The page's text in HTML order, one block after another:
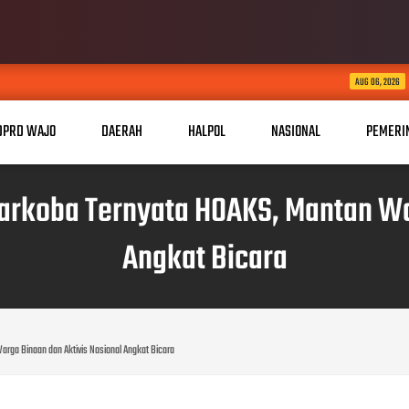
Perkuat Sinergi,
WAJO DAERAH HALPOL NASIONAL
Ternyata HOAKS, Mantan
Angkat Bicara
Binaan dan Aktivis Nasional Angkat Bicara